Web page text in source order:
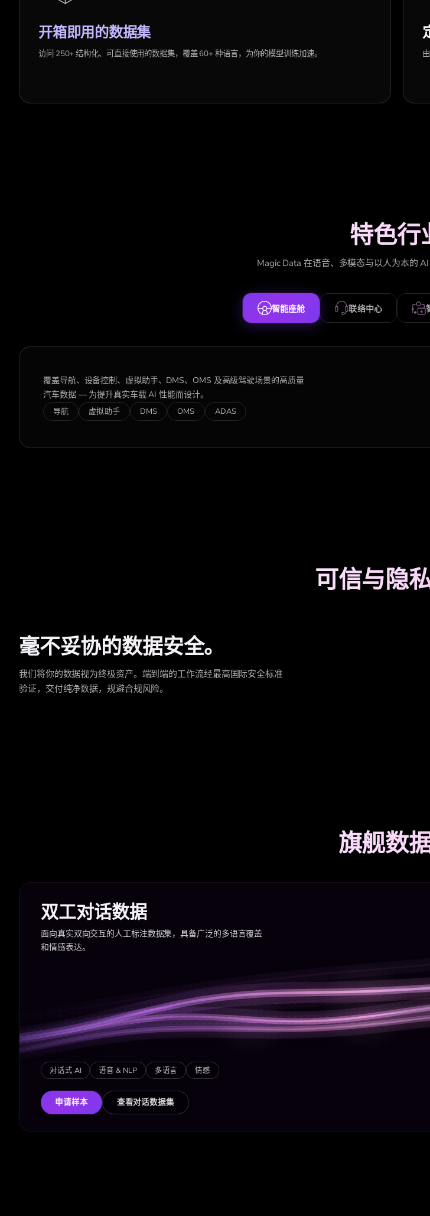
开箱即用的数据集
访问 250+ 结构化、可直接使用的数据集，覆盖 60+ 种语言，为你的模型训练加速。
特色行
Magic Data 在语音、多模态与以人为本的
智能座舱 联络中心
覆盖导航、设备控制、虚拟助手、DMS、OMS 及高级驾驶场景的高质量
汽车数据 — 为提升真实车载 AI 性能而设计。
导航 虚拟助手 DMS OMS ADAS
可信与隐
毫不妥协的数据安全。
我们将你的数据视为终极资产。端到端的工作流经最高国际安全标准
验证，交付纯净数据，规避合规风险。
旗舰数
双工对话数据
面向真实双向交互的人工标注数据集，具备广泛的多语言覆盖
和情感表达。
对话式 AI 语音 & NLP 多语言 情感
申请样本 查看对话数据集